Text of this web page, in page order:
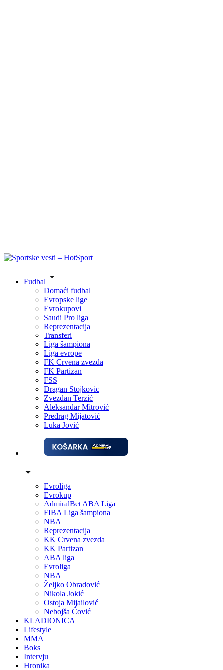
Fudbal
Domaći fudbal
Evropske lige
Evrokupovi
Saudi Pro liga
Reprezentacija
Transferi
Liga šampiona
Liga evrope
FK Crvena zvezda
FK Partizan
FSS
Dragan Stojkovic
Zvezdan Terzić
Aleksandar Mitrović
Predrag Mijatović
Luka Jović
Evroliga
Evrokup
AdmiralBet ABA Liga
FIBA Liga šampiona
NBA
Reprezentacija
KK Crvena zvezda
KK Partizan
ABA liga
Evroliga
NBA
Željko Obradović
Nikola Jokić
Ostoja Mijailović
Nebojša Čović
KLADIONICA
Lifestyle
MMA
Boks
Intervju
Hronika